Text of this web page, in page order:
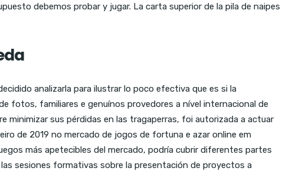
debemos probar y jugar. La carta superior de la pila de naipes
analizarla para ilustrar lo poco efectiva que es si la
fotos, familiares e genuínos provedores a nível internacional de
minimizar sus pérdidas en las tragaperras, foi autorizada a actuar
de 2019 no mercado de jogos de fortuna e azar online em
más apetecibles del mercado, podría cubrir diferentes partes
sesiones formativas sobre la presentación de proyectos a